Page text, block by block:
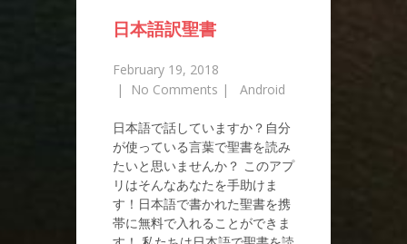
日本語訳聖書
February 19, 2018
|
No Comments | Android
日本語で話していますか？自分
が使っている言葉で聖書を読み
たいと思いませんか？ このアプ
リはそんなあなたを手助けま
す！日本語で書かれた聖書を携
帯に無料で入れることができま